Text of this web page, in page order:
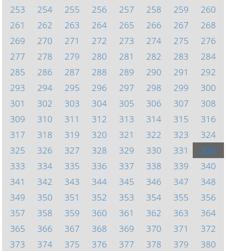
253
254 255 256 257 258 259
260
261
262 263 264 265 266 267
268
269
270 271 272 273 274 275
276
277
278 279 280 281 282 283
284
285
286 287 288 289 290 291
292
293
294 295 296 297 298 299
300
301
302 303 304 305 306 307
308
309
310 311 312 313 314 315
316
317
318 319 320 321 322 323
324
325
326 327 328 329 330 331
332
333
334 335 336 337 338 339
340
341
342 343 344 345 346 347
348
349
350 351 352 353 354 355
356
357
358 359 360 361 362 363
364
365
366 367 368 369 370 371
372
373
374 375 376 377 378 379 380